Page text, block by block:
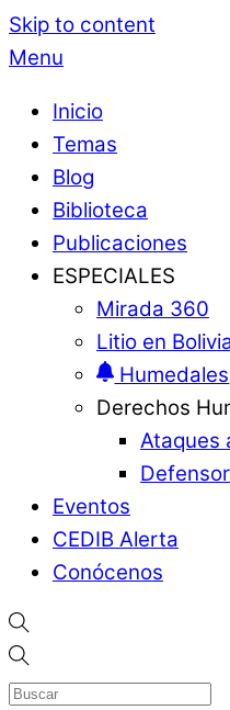
Skip to content
Menu
Inicio
Temas
Blog
Biblioteca
Publicaciones
ESPECIALES
Mirada 360
Litio en
Humedales
Derechos
Ataques
Eventos
CEDIB Alerta
Conócenos